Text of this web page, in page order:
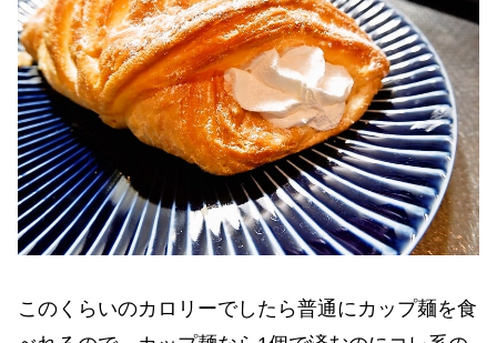
このくらいのカロリーでしたら普通にカップ麺を食